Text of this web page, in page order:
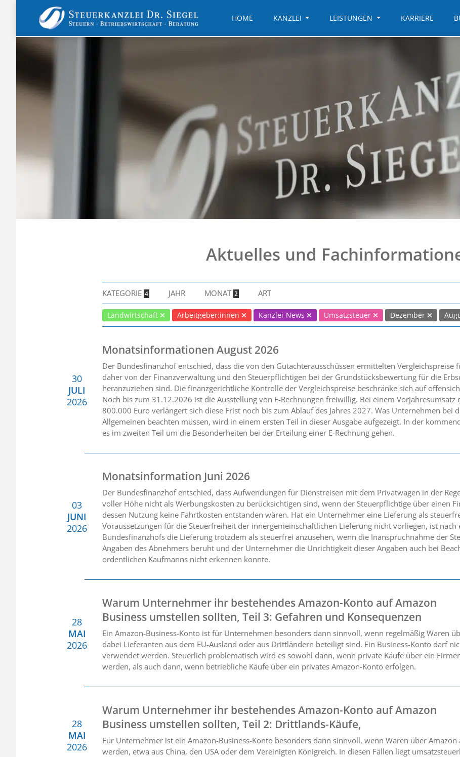
HOME KANZLEI LEISTUNGEN KARRIERE
Aktuelles und
KATEGORIE 4 JAHR MONAT 2 ART
Landwirtschaft Arbeitgeber:innen Kanzlei-News Umsatzsteuer Dezember
30
JULI
2026
Monatsinformationen August 2026
Der Bundesfinanzhof entschied, dass die von den Gutachterausschüssen ermittelten
daher von der Finanzverwaltung und den Steuerpflichtigen bei der Grundstücksbewertung für die
heranzuziehen sind. Die finanzgerichtliche Kontrolle der Vergleichspreise beschränke sich auf
Noch bis zum 31.12.2026 ist die Ausstellung von E-Rechnungen freiwillig. Bei einem Vorjahresumsatz
800.000 Euro verlängert sich diese Frist noch bis zum Ablauf des Jahres 2027. Was Unternehmen bei
Allgemeinen beachten müssen, wird in einem ersten Teil in dieser Ausgabe aufgezeigt. In der
es im zweiten Teil um die Besonderheiten bei der Erteilung einer E-Rechnung gehen.
03
JUNI
2026
Monatsinformation Juni 2026
Der Bundesfinanzhof entschied, dass Aufwendungen für Dienstreisen mit dem Privatwagen in der
voller Höhe nicht als Werbungskosten zu berücksichtigen sind, wenn der Steuerpflichtige über einen
dessen Nutzung keine Fahrtkosten entstanden wären. Hat ein Unternehmer eine Lieferung als
Voraussetzungen für die Steuerfreiheit der innergemeinschaftlichen Lieferung nicht vorliegen, ist nach
Bundesfinanzhofs die Lieferung trotzdem als steuerfrei anzusehen, wenn die Inanspruchnahme der
Angaben des Abnehmers beruht und der Unternehmer die Unrichtigkeit dieser Angaben auch bei
ordentlichen Kaufmanns nicht erkennen konnte.
28
MAI
2026
Warum Unternehmer ihr bestehendes Amazon-Konto auf Amazon
Business umstellen sollten, Teil 3: Gefahren und Konsequenzen
Ein Amazon-Business-Konto ist für Unternehmen besonders dann sinnvoll, wenn regelmäßig Waren
dabei Lieferanten aus dem EU-Ausland oder aus Drittländern beteiligt sind. Ein Business-Konto darf
verwendet werden. Steuerlich problematisch wird es sowohl dann, wenn private Käufe über ein
werden, als auch dann, wenn betriebliche Käufe über ein privates Amazon-Konto erfolgen.
28
MAI
2026
Warum Unternehmer ihr bestehendes Amazon-Konto auf Amazon
Business umstellen sollten, Teil 2: Drittlands-Käufe,
Für Unternehmer ist ein Amazon-Business-Konto besonders dann sinnvoll, wenn Waren über
werden, etwa aus China, den USA oder dem Vereinigten Königreich. In diesen Fällen liegt